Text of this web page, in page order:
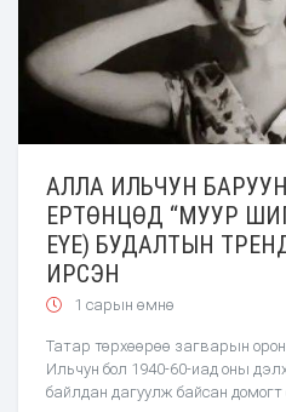
АЛЛА ИЛЬЧУН
ЕРТӨНЦӨД “МУУР
EYE) БУДАЛТЫН
ИРСЭН
1 сарын өмнө
Татар төрхөөрөө загварын
Ильчун бол 1940-60-иад оны
байлдан дагуулж байсан домогт